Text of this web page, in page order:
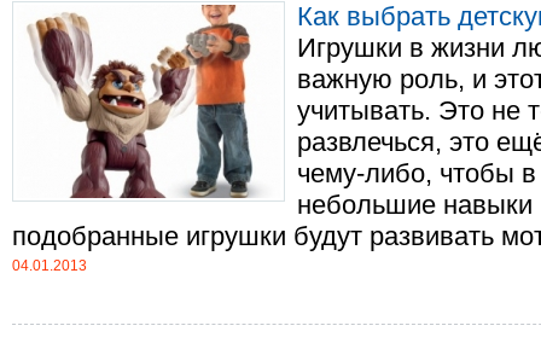
Как выбрать
Игрушки в жизни
важную роль, и
учитывать. Это не
развлечься, это
чему-либо, чтобы
небольшие навыки
подобранные игрушки будут развивать
04.01.2013